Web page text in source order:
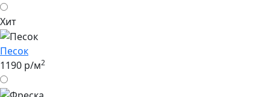
Хит
Песок
1190 р/м2